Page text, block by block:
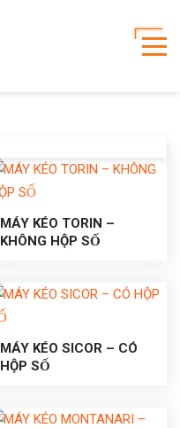
MÁY KÉO TORIN –
KHÔNG HỘP SỐ
MÁY KÉO SICOR – CÓ
HỘP SỐ